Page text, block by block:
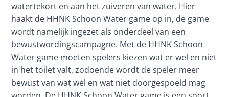
watertekort en aan het zuiveren van water. Hier
haakt de HHNK Schoon Water game op in, de game
wordt namelijk ingezet als onderdeel van een
bewustwordingscampagne. Met de HHNK Schoon
Water game moeten spelers kiezen wat er wel en niet
in het toilet valt, zodoende wordt de speler meer
bewust van wat wel en wat niet doorgespoeld mag